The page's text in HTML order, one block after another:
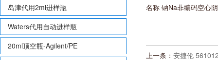
岛津代用2ml进样瓶
Waters代用自动进样瓶
20ml顶空瓶-Agilent/PE
名称 钠Na非编码空心
上一条： 安捷伦